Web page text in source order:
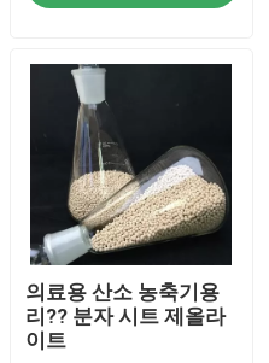
의료용 산소 농축기용
리?? 분자 시트 제올라
이트